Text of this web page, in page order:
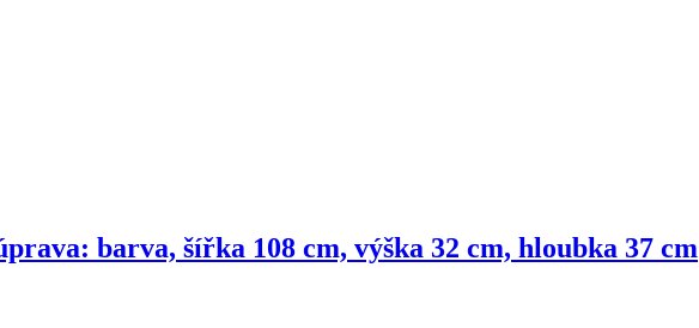
barva, šířka 108 cm, výška 32 cm, hloubka 37 cm